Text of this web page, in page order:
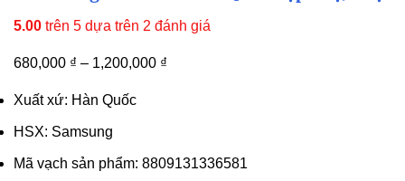
5.00 trên 5 dựa trên 2 đánh giá
680,000 ₫ – 1,200,000 ₫
Xuất xứ: Hàn Quốc
HSX: Samsung
Mã vạch sản phẩm: 8809131336581